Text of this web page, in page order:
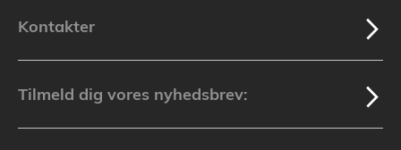
Kontakter
Tilmeld dig vores nyhedsbrev: